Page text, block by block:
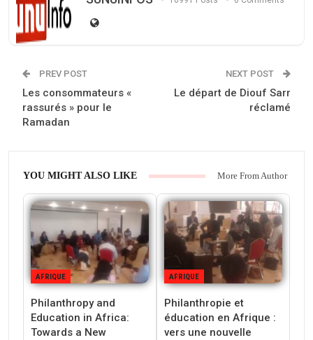
PREV POST
Les consommateurs «
rassurés » pour le
Ramadan
NEXT POST
Le départ de Diouf Sarr
réclamé
YOU MIGHT ALSO LIKE More From Author
AFRIQUE
Philanthropy and
Education in Africa:
Towards a New
AFRIQUE
Philanthropie et
éducation en Afrique :
vers une nouvelle